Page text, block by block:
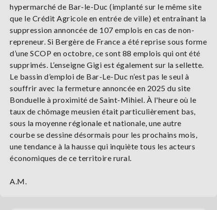
hypermarché de Bar-le-Duc (implanté sur le même site
que le Crédit Agricole en entrée de ville) et entraînant la
suppression annoncée de 107 emplois en cas de non-
repreneur. Si Bergère de France a été reprise sous forme
d’une SCOP en octobre, ce sont 88 emplois qui ont été
supprimés. L’enseigne Gigi est également sur la sellette.
Le bassin d’emploi de Bar-Le-Duc n’est pas le seul à
souffrir avec la fermeture annoncée en 2025 du site
Bonduelle à proximité de Saint-Mihiel. À l'heure où le
taux de chômage meusien était particulièrement bas,
sous la moyenne régionale et nationale, une autre
courbe se dessine désormais pour les prochains mois,
une tendance à la hausse qui inquiète tous les acteurs
économiques de ce territoire rural.
A.M.